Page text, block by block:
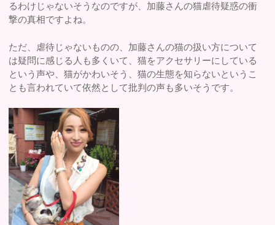
るわけじゃないそうなのですが、加藤さんの猫虐待疑惑の衝
撃の真相ですよね。
ただ、虐待じゃないものの、加藤さんの猫の扱い方について
は疑問に感じる人も多くいて、猫をアクセサリーにしている
という声や、猫がかわいそう、猫の生態を知らないというこ
とも言われていて依然として批判の声も多いそうです。